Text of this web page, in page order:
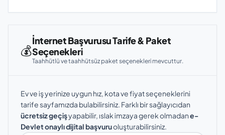
💰
İnternet Başvurusu Tarife & Paket
Seçenekleri
Taahhütlü ve taahhütsüz paket seçenekleri mevcuttur.
Ev ve iş yerinize uygun hız, kota ve fiyat seçeneklerini
tarife sayfamızda bulabilirsiniz. Farklı bir sağlayıcıdan
ücretsiz geçişyapabilir, ıslak imzaya gerek olmadane-
Devlet onaylı dijital başvuruoluşturabilirsiniz.